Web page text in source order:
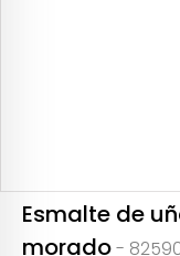
Esmalte de
morado-